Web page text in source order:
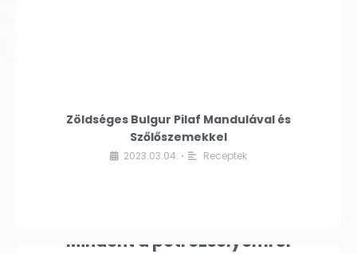
Zöldséges Bulgur Pilaf Mandulával és
Szőlőszemekkel
2023.03.04. • Receptek
Mindent a petrezselyemről